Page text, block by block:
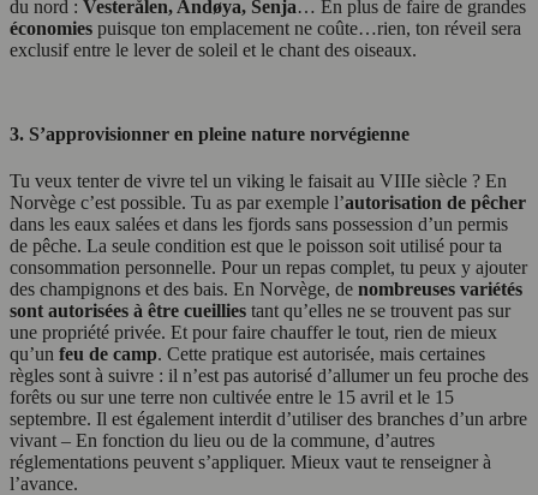
du nord : Vesterålen, Andøya, Senja… En plus de faire de grandes
économies puisque ton emplacement ne coûte…rien, ton réveil sera
exclusif entre le lever de soleil et le chant des oiseaux.
3. S’approvisionner en pleine nature norvégienne
Tu veux tenter de vivre tel un viking le faisait au VIIIe siècle ? En
Norvège c’est possible. Tu as par exemple l’autorisation de pêcher
dans les eaux salées et dans les fjords sans possession d’un permis
de pêche. La seule condition est que le poisson soit utilisé pour ta
consommation personnelle. Pour un repas complet, tu peux y ajouter
des champignons et des bais. En Norvège, de nombreuses variétés
sont autorisées à être cueillies tant qu’elles ne se trouvent pas sur
une propriété privée. Et pour faire chauffer le tout, rien de mieux
qu’un feu de camp. Cette pratique est autorisée, mais certaines
règles sont à suivre : il n’est pas autorisé d’allumer un feu proche des
forêts ou sur une terre non cultivée entre le 15 avril et le 15
septembre. Il est également interdit d’utiliser des branches d’un arbre
vivant – En fonction du lieu ou de la commune, d’autres
réglementations peuvent s’appliquer. Mieux vaut te renseigner à
l’avance.